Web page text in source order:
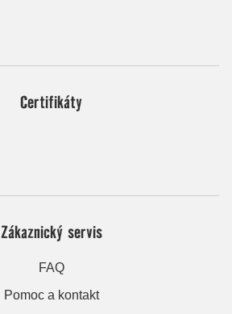
Certifikáty
Zákaznický servis
FAQ
Pomoc a kontakt